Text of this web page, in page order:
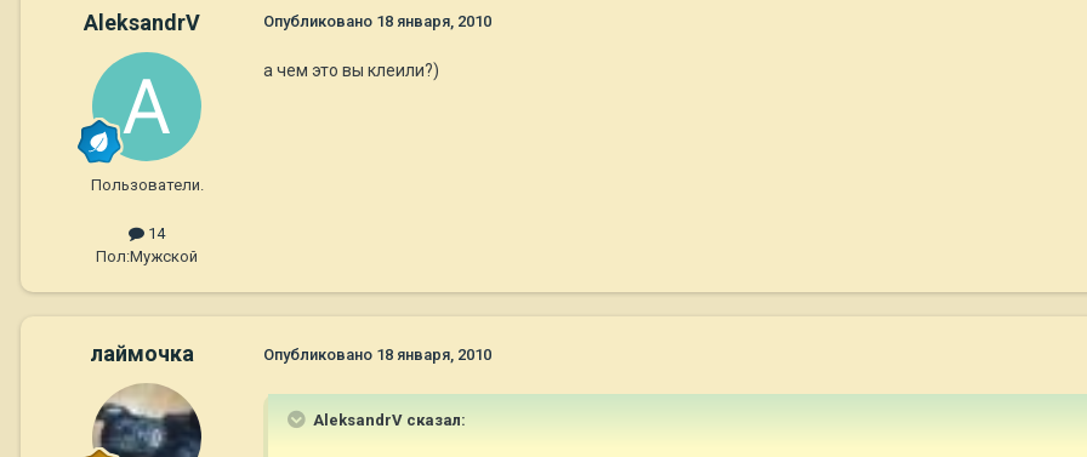
AleksandrV
Пользователи.
14
Пол:Мужской
Опубликовано 18 января, 2010
а чем это вы клеили?)
лаймочка Опубликовано 18 января, 2010
AleksandrV сказал: